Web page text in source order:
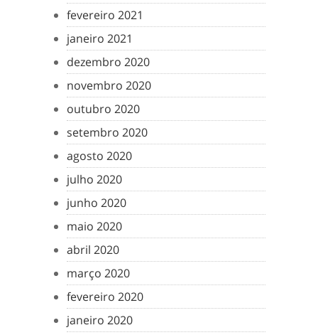
fevereiro 2021
janeiro 2021
dezembro 2020
novembro 2020
outubro 2020
setembro 2020
agosto 2020
julho 2020
junho 2020
maio 2020
abril 2020
março 2020
fevereiro 2020
janeiro 2020